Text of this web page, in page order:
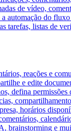
de vídeo,
automação do
tarefas, listas de
reações e
e edite
defina permissões
horários
brainstorming e